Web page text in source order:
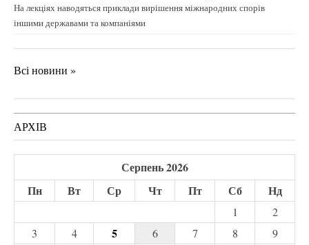
На лекціях наводяться приклади вирішення міжнародних спорів
іншими державами та компаніями
Всі новини »
АРХІВ
Серпень 2026
Пн
Вт Ср Чт Пт Сб Нд
1
2
3
4 5 6 7 8
9